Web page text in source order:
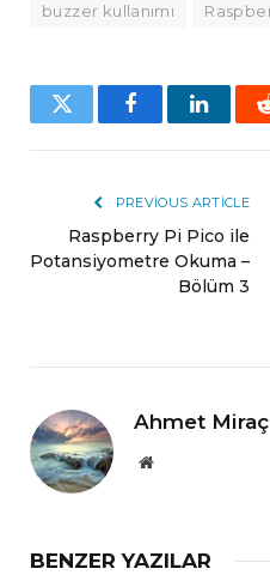
buzzer kullanımı
Twitter Facebook
PREVIOUS ARTICLE
Raspberry Pi Pico ile
Potansiyometre Okuma –
Bölüm 3
Ahmet Miraç
Website
BENZER YAZILAR